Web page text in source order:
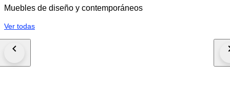
Muebles de diseño y contemporáneos
Ver todas